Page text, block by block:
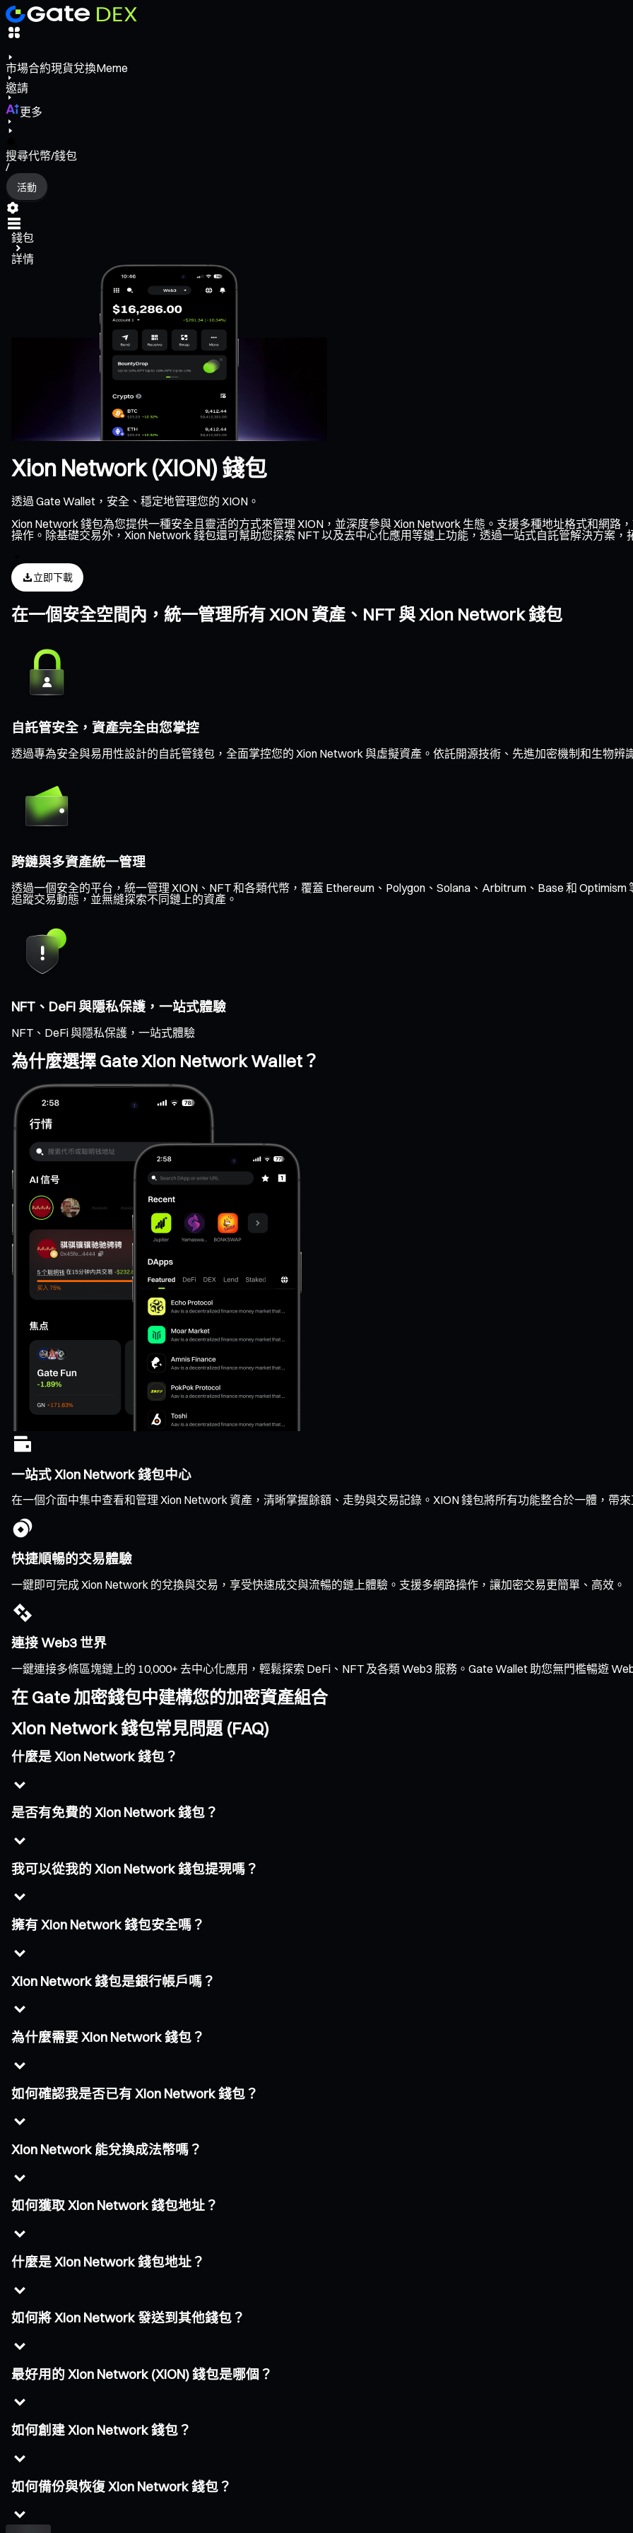
市場合約現貨兌換Meme
邀請
更多
搜尋代幣/錢包
/
活動
錢包
詳情
Xion Network (XION) 錢包
透過 Gate Wallet，安全、穩定地管理您的 XION。
Xion Network 錢包為您提供一種安全且靈活的方式來管理 XION，並深度參與 Xion Network 生態。支援多種地址格式和網路
操作。除基礎交易外，Xion Network 錢包還可幫助您探索 NFT 以及去中心化應用等鏈上功能，透過一站式自託管解決方案，
立即下載
在一個安全空間內，統一管理所有 XION 資產、NFT 與 Xion Network 錢包
自託管安全，資產完全由您掌控
透過專為安全與易用性設計的自託管錢包，全面掌控您的 Xion Network 與虛擬資產。依託開源技術、先進加密機制和生物辨
跨鏈與多資產統一管理
透過一個安全的平台，統一管理 XION、NFT 和各類代幣，覆蓋 Ethereum、Polygon、Solana、Arbitrum、Base 和
追蹤交易動態，並無縫探索不同鏈上的資產。
NFT、DeFi 與隱私保護，一站式體驗
NFT、DeFi 與隱私保護，一站式體驗
為什麼選擇 Gate Xion Network Wallet？
一站式 Xion Network 錢包中心
在一個介面中集中查看和管理 Xion Network 資產，清晰掌握餘額、走勢與交易記錄。XION 錢包將所有功能整合於一體，帶
快捷順暢的交易體驗
一鍵即可完成 Xion Network 的兌換與交易，享受快速成交與流暢的鏈上體驗。支援多網路操作，讓加密交易更簡單、高效。
連接 Web3 世界
一鍵連接多條區塊鏈上的 10,000+ 去中心化應用，輕鬆探索 DeFi、NFT 及各類 Web3 服務。Gate Wallet 助您無門檻暢遊
在 Gate 加密錢包中建構您的加密資產組合
Xion Network 錢包常見問題 (FAQ)
什麼是 Xion Network 錢包？
是否有免費的 Xion Network 錢包？
我可以從我的 Xion Network 錢包提現嗎？
擁有 Xion Network 錢包安全嗎？
Xion Network 錢包是銀行帳戶嗎？
為什麼需要 Xion Network 錢包？
如何確認我是否已有 Xion Network 錢包？
Xion Network 能兌換成法幣嗎？
如何獲取 Xion Network 錢包地址？
什麼是 Xion Network 錢包地址？
如何將 Xion Network 發送到其他錢包？
最好用的 Xion Network (XION) 錢包是哪個？
如何創建 Xion Network 錢包？
如何備份與恢復 Xion Network 錢包？